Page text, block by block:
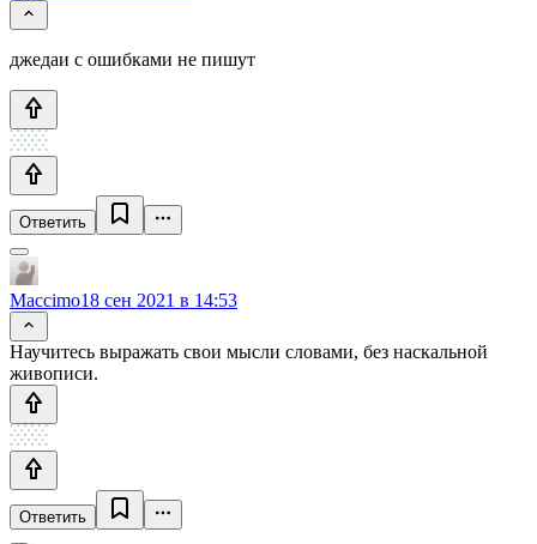
джедаи с ошибками не пишут
Ответить
Maccimo18 сен 2021 в 14:53
Научитесь выражать свои мысли словами, без наскальной
живописи.
Ответить